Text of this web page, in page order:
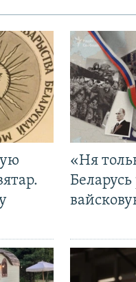
«Ня
Беларусь